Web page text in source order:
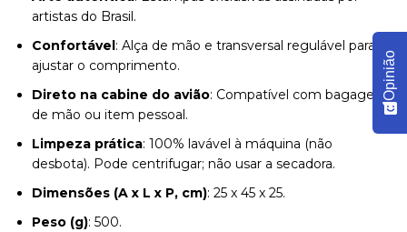
artistas do Brasil.
Confortável : Alça de mão e transversal regulável para
ajustar o comprimento.
Direto na cabine do avião: Compatível com bagagem
de mão ou item pessoal.
Limpeza prática: 100% lavável à máquina (não
desbota). Pode centrifugar; não usar a secadora.
Dimensões (A x L x P, cm): 25 x 45 x 25.
Peso (g): 500.
Opinião